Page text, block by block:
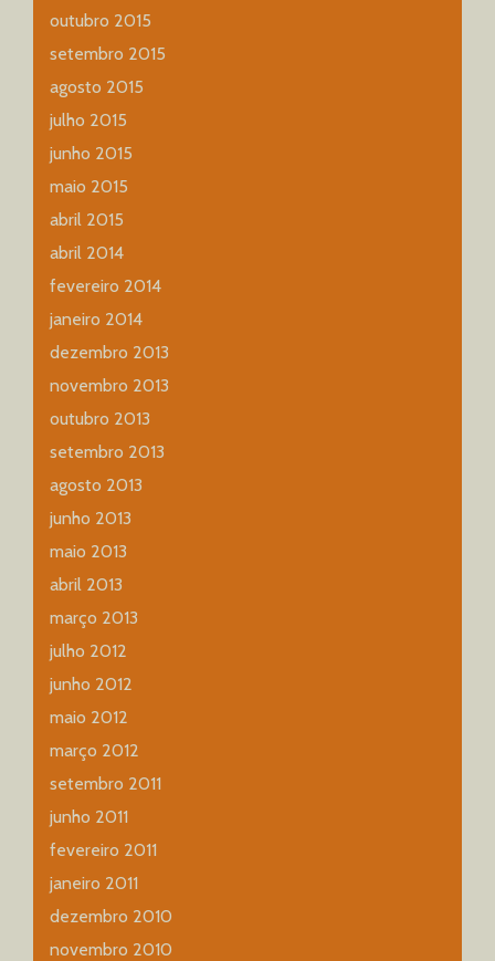
outubro 2015
setembro 2015
agosto 2015
julho 2015
junho 2015
maio 2015
abril 2015
abril 2014
fevereiro 2014
janeiro 2014
dezembro 2013
novembro 2013
outubro 2013
setembro 2013
agosto 2013
junho 2013
maio 2013
abril 2013
março 2013
julho 2012
junho 2012
maio 2012
março 2012
setembro 2011
junho 2011
fevereiro 2011
janeiro 2011
dezembro 2010
novembro 2010